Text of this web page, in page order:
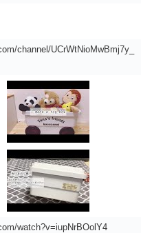
channel/UCrWtNioMwBmj7y_
watch?v=iupNrBOolY4